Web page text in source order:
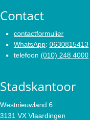
Contact
contactformulier
WhatsApp: 0630815413
telefoon (010) 248 4000
Stadskantoor
Westnieuwland 6
3131 VX Vlaardingen